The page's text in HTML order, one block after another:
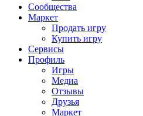
Сообщества
Маркет
Продать игру
Купить игру
Сервисы
Профиль
Игры
Медиа
Отзывы
Друзья
Маркет